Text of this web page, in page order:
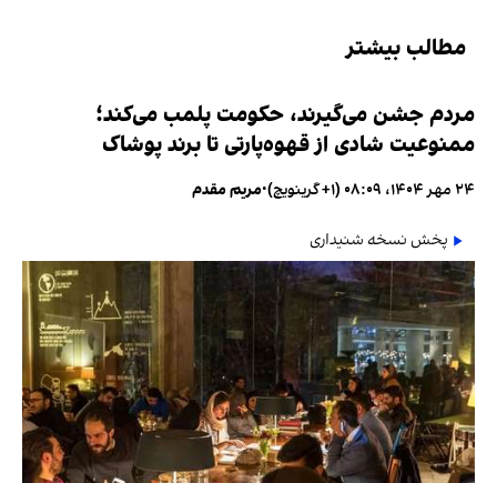
مطالب بیشتر
مردم جشن می‌گیرند، حکومت پلمب می‌کند؛
ممنوعیت شادی از قهوه‌پارتی تا برند پوشاک
۲۴ مهر ۱۴۰۴، ۰۸:۰۹ (‎+۱ گرینویچ) •مریم مقدم
پخش نسخه شنیداری